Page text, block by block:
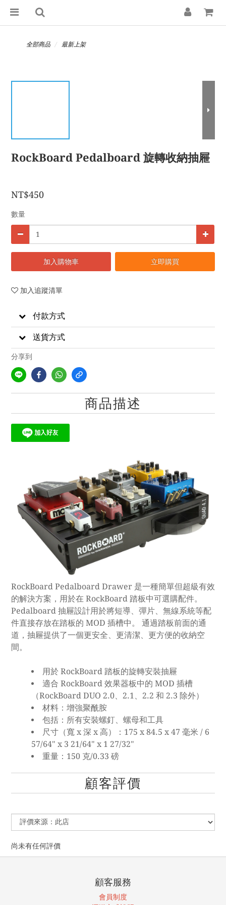
全部商品 最新上架
RockBoard Pedalboard 旋轉收納抽屜
NT$450
數量
加入購物車 立即購買
加入追蹤清單
付款方式
送貨方式
分享到
商品描述
RockBoard Pedalboard Drawer 是一種簡單但超級有效
的解決方案，用於在 RockBoard 踏板中可選購配件。
Pedalboard 抽屜設計用於將短導、彈片、無線系統等配
件直接存放在踏板的 MOD 插槽中。 通過踏板前面的通
道，抽屜提供了一個更安全、更清潔、更方便的收納空
間。
用於 RockBoard 踏板的旋轉安裝抽屜
適合 RockBoard 效果器板中的 MOD 插槽
（RockBoard DUO 2.0、2.1、2.2 和 2.3 除外）
材料：增強聚酰胺
包括：所有安裝螺釘、螺母和工具
尺寸（寬 x 深 x 高）：175 x 84.5 x 47 毫米 / 6
57/64" x 3 21/64" x 1 27/32"
重量：150 克/0.33 磅
顧客評價
尚未有任何評價
顧客服務
會員制度